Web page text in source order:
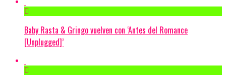
Baby Rasta & Gringo vuelven con ‘Antes del Romance
[Unplugged]’